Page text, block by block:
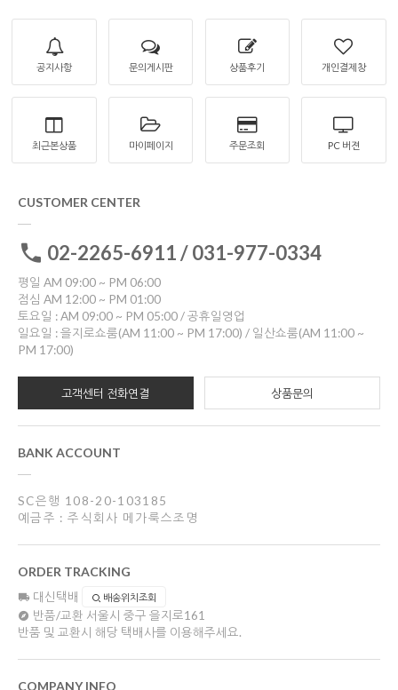
공지사항 문의게시판 상품후기 개인결제창
최근본상품 마이페이지 주문조회 PC 버젼
CUSTOMER CENTER
02-2265-6911 / 031-977-0334
평일 AM 09:00 ~ PM 06:00
점심 AM 12:00 ~ PM 01:00
토요일 : AM 09:00 ~ PM 05:00 / 공휴일영업
일요일 : 을지로쇼룸(AM 11:00 ~ PM 17:00) / 일산쇼룸(AM 11:00 ~
PM 17:00)
고객센터 전화연결 상품문의
BANK ACCOUNT
SC은행 108-20-103185
예금주 : 주식회사 메가룩스조명
ORDER TRACKING
대신택배 배송위치조회
반품/교환 서울시 중구 을지로161
반품 및 교환시 해당 택배사를 이용해주세요.
COMPANY INFO